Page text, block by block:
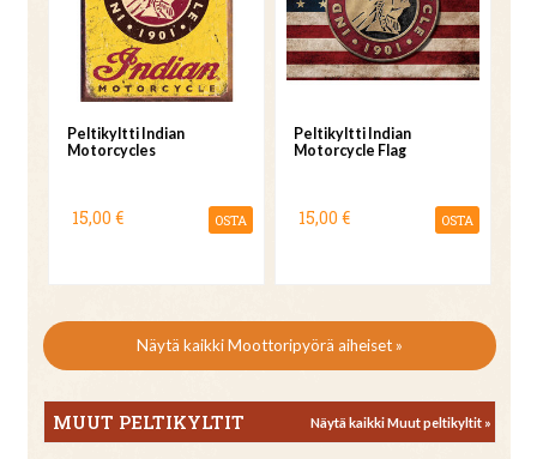
Peltikyltti Indian
Motorcycles
15,00 € OSTA
Peltikyltti Indian
Motorcycle Flag
15,00 € OSTA
Näytä kaikki Moottoripyörä aiheiset »
MUUT PELTIKYLTIT Näytä kaikki Muut peltikyltit »